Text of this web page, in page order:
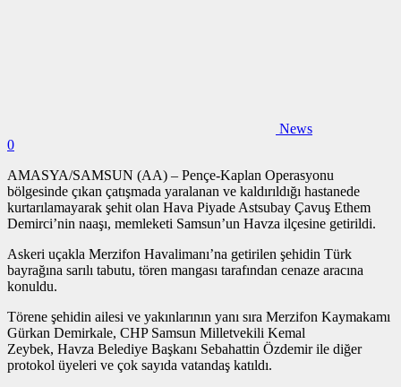
News
0
AMASYA/SAMSUN (AA) – Pençe-Kaplan Operasyonu
bölgesinde çıkan çatışmada yaralanan ve kaldırıldığı hastanede
kurtarılamayarak şehit olan Hava Piyade Astsubay Çavuş Ethem
Demirci’nin naaşı, memleketi Samsun’un Havza ilçesine getirildi.
Askeri uçakla Merzifon Havalimanı’na getirilen şehidin Türk
bayrağına sarılı tabutu, tören mangası tarafından cenaze aracına
konuldu.
Törene şehidin ailesi ve yakınlarının yanı sıra Merzifon Kaymakamı
Gürkan Demirkale, CHP Samsun Milletvekili Kemal
Zeybek, Havza Belediye Başkanı Sebahattin Özdemir ile diğer
protokol üyeleri ve çok sayıda vatandaş katıldı.